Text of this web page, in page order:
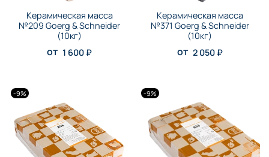
Керамическая масса
№209 Goerg & Schneider
(10кг)
от 1 600 ₽
Керамическая масса
№371 Goerg & Schneider
(10кг)
от 2 050 ₽
-9% -9%